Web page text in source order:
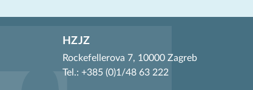
HZJZ
Rockefellerova 7, 10000 Zagreb
Tel.: +385 (0)1/48 63 222